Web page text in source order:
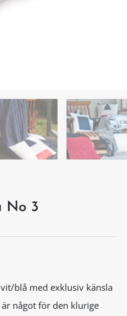
No 3
blå med exklusiv känsla
något för den klurige